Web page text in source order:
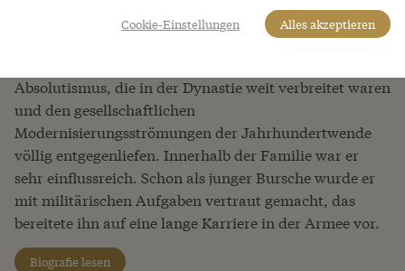
Albrecht war eine der konservativsten habsburgischen
Persönlichkeiten des 19. Jahrhunderts, er wurde zum
Absolutismus, die in der Dynastie weit verbreitet waren
und den gesellschaftlichen
Modernisierungsströmungen der Jahrhundertwende
völlig entgegenliefen. Innerhalb der Familie war er
sehr einflussreich. Schon als junger Bursche wurde er
mit militärischen Aufgaben vertraut gemacht, das
bereitete ihn auf eine lange Karriere in der Armee vor.
Biografie lesen
Cookie-Einstellungen Alles akzeptieren